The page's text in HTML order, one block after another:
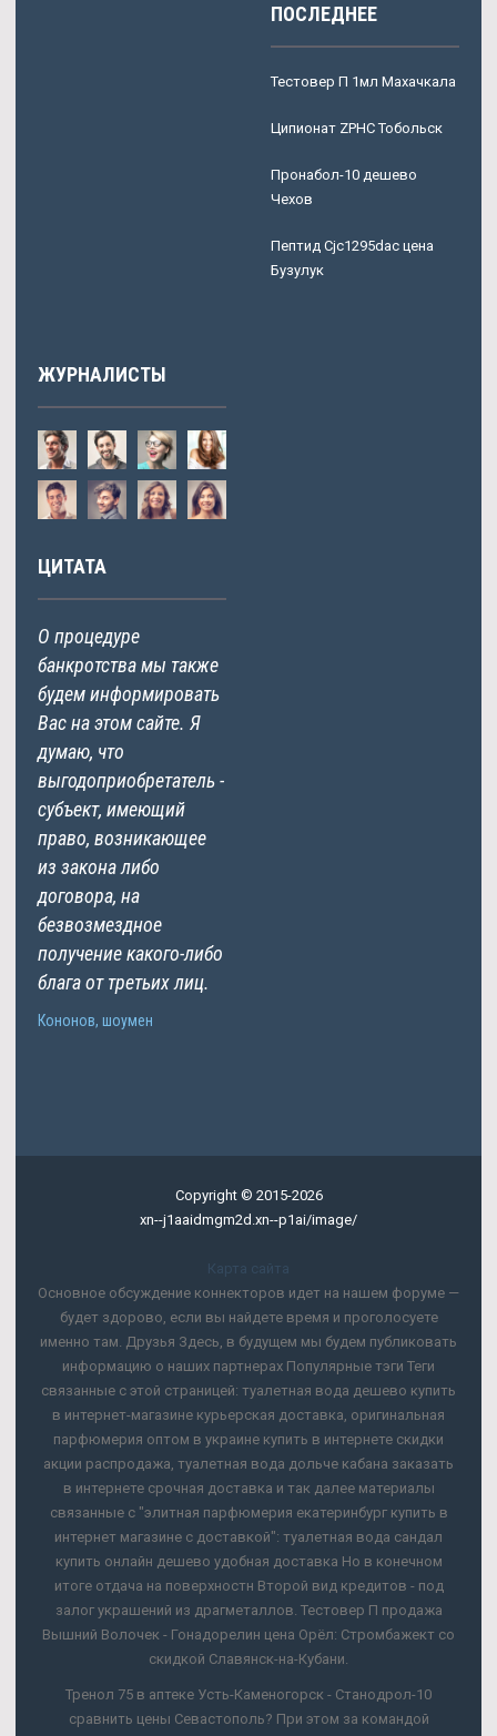
ПОСЛЕДНЕЕ
Тестовер П 1мл Махачкала
Ципионат ZPHC Тобольск
Пронабол-10 дешево
Чехов
Пептид Cjc1295dac цена
Бузулук
ЖУРНАЛИСТЫ
ЦИТАТА
О процедуре
банкротства мы также
будем информировать
Вас на этом сайте. Я
думаю, что
выгодоприобретатель -
субъект, имеющий
право, возникающее
из закона либо
договора, на
безвозмездное
получение какого-либо
блага от третьих лиц.
Кононов, шоумен
Copyright © 2015-2026
xn--j1aaidmgm2d.xn--p1ai/image/
Карта сайта
Основное обсуждение коннекторов идет на нашем форуме —
будет здорово, если вы найдете время и проголосуете
именно там. Друзья Здесь, в будущем мы будем публиковать
информацию о наших партнерах Популярные тэги Теги
связанные с этой страницей: туалетная вода дешево купить
в интернет-магазине курьерская доставка, оригинальная
парфюмерия оптом в украине купить в интернете скидки
акции распродажа, туалетная вода дольче кабана заказать
в интернете срочная доставка и так далее материалы
связанные с "элитная парфюмерия екатеринбург купить в
интернет магазине с доставкой": туалетная вода сандал
купить онлайн дешево удобная доставка Но в конечном
итоге отдача на поверхностн Второй вид кредитов - под
залог украшений из драгметаллов. Тестовер П продажа
Вышний Волочек - Гонадорелин цена Орёл: Стромбажект со
скидкой Славянск-на-Кубани.
Тренол 75 в аптеке Усть-Каменогорск - Станодрол-10
сравнить цены Севастополь? При этом за командой